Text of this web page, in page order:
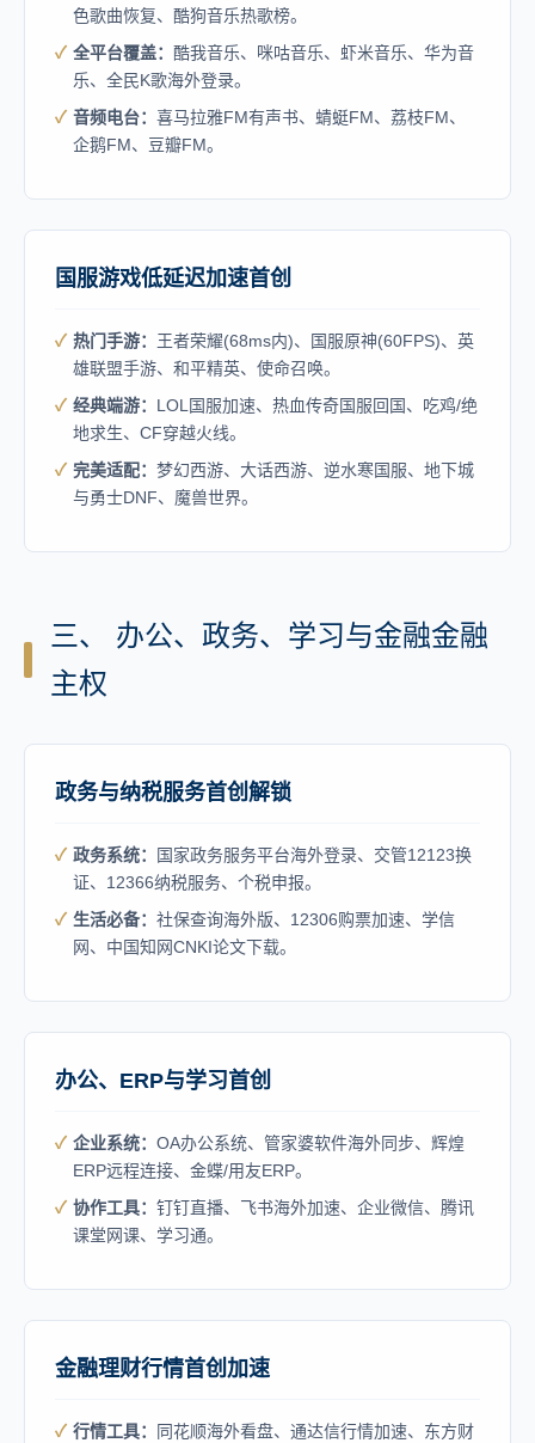
色歌曲恢复、酷狗音乐热歌榜。
全平台覆盖： 酷我音乐、咪咕音乐、虾米音乐、华为音
乐、全民K歌海外登录。
音频电台： 喜马拉雅FM有声书、蜻蜓FM、荔枝FM、
企鹅FM、豆瓣FM。
国服游戏低延迟加速首创
热门手游： 王者荣耀(68ms内)、国服原神(60FPS)、英
雄联盟手游、和平精英、使命召唤。
经典端游： LOL国服加速、热血传奇国服回国、吃鸡/绝
地求生、CF穿越火线。
完美适配： 梦幻西游、大话西游、逆水寒国服、地下城
与勇士DNF、魔兽世界。
三、 办公、政务、学习与金融金融
主权
政务与纳税服务首创解锁
政务系统：
国家政务服务平台海外登录、交管12123换
证、12366纳税服务、个税申报。
生活必备： 社保查询海外版、12306购票加速、学信
网、中国知网CNKI论文下载。
办公、ERP与学习首创
企业系统： OA办公系统、管家婆软件海外同步、辉煌
ERP远程连接、金蝶/用友ERP。
协作工具： 钉钉直播、飞书海外加速、企业微信、腾讯
课堂网课、学习通。
金融理财行情首创加速
行情工具：
同花顺海外看盘、通达信行情加速、东方财